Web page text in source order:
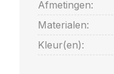
Afmetingen:
Materialen:
Kleur(en):